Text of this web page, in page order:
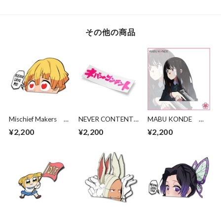
その他の商品
Mischief Makers
¥2,200
NEVER CONTENT
Sticker-
¥2,200
MABU KONDE
¥2,200